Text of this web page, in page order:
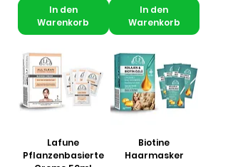
In den
Warenkorb
In den
Warenkorb
Lafune
Pflanzenbasierte
Biotine
Haarmasker